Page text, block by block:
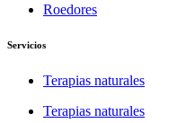
Roedores
Servicios
Terapias naturales
Terapias naturales